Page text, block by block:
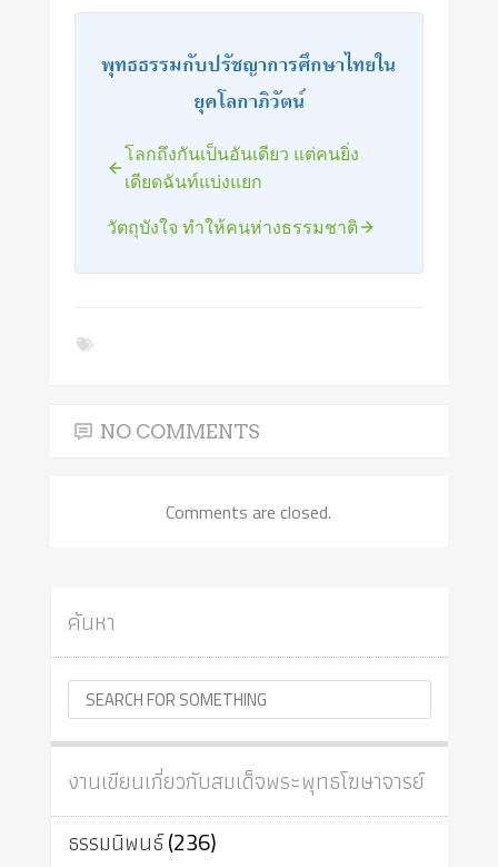
พุทธธรรมกับปรัชญาการศึกษาไทยใน
ยุคโลกาภิวัตน์
โลกถึงกันเป็นอันเดียว แต่คนยิ่ง
เดียดฉันท์แบ่งแยก
วัตถุบังใจ ทำให้คนห่างธรรมชาติ
NO COMMENTS
Comments are closed.
ค้นหา
งานเขียนเกี่ยวกับสมเด็จพระพุทธโฆษาจารย์
ธรรมนิพนธ์(236)